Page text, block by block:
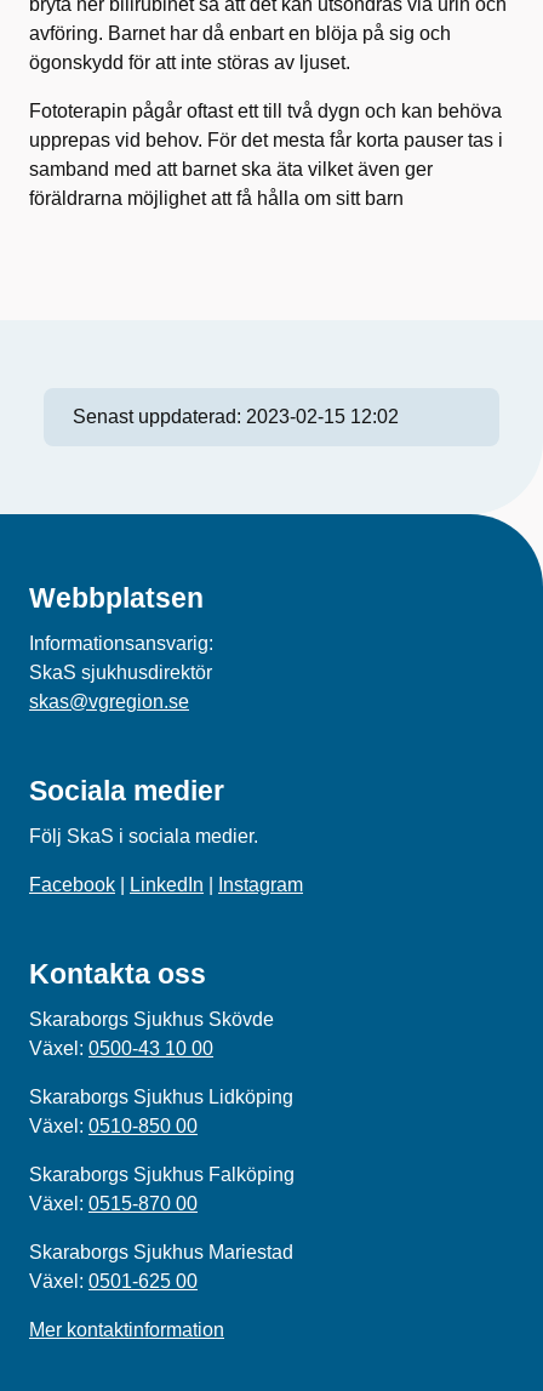
avföring. Barnet har då enbart en blöja på sig och
ögonskydd för att inte störas av ljuset.
Fototerapin pågår oftast ett till två dygn och kan behöva
upprepas vid behov. För det mesta får korta pauser tas i
samband med att barnet ska äta vilket även ger
föräldrarna möjlighet att få hålla om sitt barn
Senast uppdaterad: 2023-02-15 12:02
Webbplatsen
Informationsansvarig:
SkaS sjukhusdirektör
skas@vgregion.se
Sociala medier
Följ SkaS i sociala medier.
Facebook LinkedIn Instagram
Kontakta oss
Skaraborgs Sjukhus Skövde
Växel: 0500-43 10 00
Skaraborgs Sjukhus Lidköping
Växel: 0510-850 00
Skaraborgs Sjukhus Falköping
Växel: 0515-870 00
Skaraborgs Sjukhus Mariestad
Växel: 0501-625 00
Mer kontaktinformation